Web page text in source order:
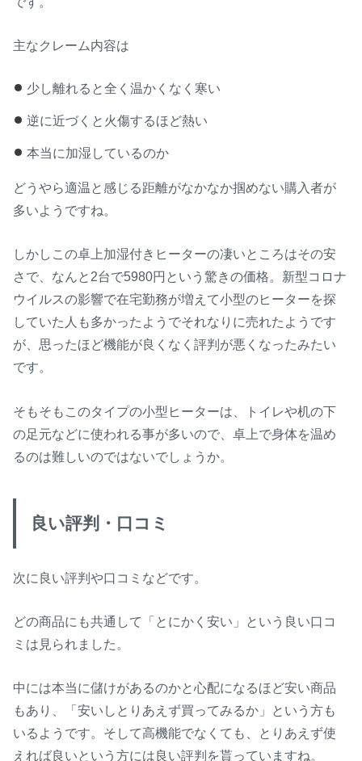
主なクレーム内容は
少し離れると全く温かくなく寒い
逆に近づくと火傷するほど熱い
本当に加湿しているのか
どうやら適温と感じる距離がなかなか掴めない購入者が
多いようですね。
しかしこの卓上加湿付きヒーターの凄いところはその安
さで、なんと2台で5980円という驚きの価格。新型コロナ
ウイルスの影響で在宅勤務が増えて小型のヒーターを探
していた人も多かったようでそれなりに売れたようです
が、思ったほど機能が良くなく評判が悪くなったみたい
です。
そもそもこのタイプの小型ヒーターは、トイレや机の下
の足元などに使われる事が多いので、卓上で身体を温め
るのは難しいのではないでしょうか。
良い評判・口コミ
次に良い評判や口コミなどです。
どの商品にも共通して「とにかく安い」という良い口コ
ミは見られました。
中には本当に儲けがあるのかと心配になるほど安い商品
もあり、「安いしとりあえず買ってみるか」という方も
いるようです。そして高機能でなくても、とりあえず使
えれば良いという方には良い評判を貰っていますね。